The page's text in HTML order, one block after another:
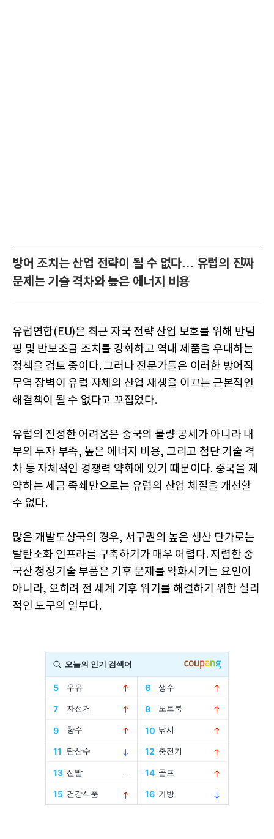
방어 조치는 산업 전략이 될 수 없다… 유럽의 진짜
문제는 기술 격차와 높은 에너지 비용
유럽연합(EU)은 최근 자국 전략 산업 보호를 위해 반덤
핑 및 반보조금 조치를 강화하고 역내 제품을 우대하는
정책을 검토 중이다. 그러나 전문가들은 이러한 방어적
무역 장벽이 유럽 자체의 산업 재생을 이끄는 근본적인
해결책이 될 수 없다고 꼬집었다.
유럽의 진정한 어려움은 중국의 물량 공세가 아니라 내
부의 투자 부족, 높은 에너지 비용, 그리고 첨단 기술 격
차 등 자체적인 경쟁력 약화에 있기 때문이다. 중국을 제
약하는 세금 족쇄만으로는 유럽의 산업 체질을 개선할
수 없다.
많은 개발도상국의 경우, 서구권의 높은 생산 단가로는
탈탄소화 인프라를 구축하기가 매우 어렵다. 저렴한 중
국산 청정기술 부품은 기후 문제를 악화시키는 요인이
아니라, 오히려 전 세계 기후 위기를 해결하기 위한 실리
적인 도구의 일부다.